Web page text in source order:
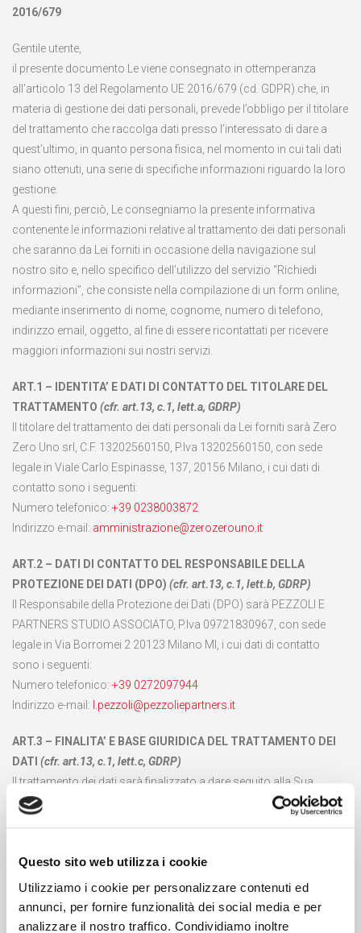
Questo sito web utilizza i cookie
Utilizziamo i cookie per personalizzare contenuti ed
annunci, per fornire funzionalità dei social media e per
analizzare il nostro traffico. Condividiamo inoltre
2016/679
Gentile utente,
il presente documento Le viene consegnato in ottemperanza
all’articolo 13 del Regolamento UE 2016/679 (cd. GDPR) che, in
materia di gestione dei dati personali, prevede l’obbligo per il titolare
del trattamento che raccolga dati presso l’interessato di dare a
quest’ultimo, in quanto persona fisica, nel momento in cui tali dati
siano ottenuti, una serie di specifiche informazioni riguardo la loro
gestione.
A questi fini, perciò, Le consegniamo la presente informativa
contenente le informazioni relative al trattamento dei dati personali
che saranno da Lei forniti in occasione della navigazione sul
nostro sito e, nello specifico dell’utilizzo del servizio “Richiedi
informazioni”, che consiste nella compilazione di un form online,
mediante inserimento di nome, cognome, numero di telefono,
indirizzo email, oggetto, al fine di essere ricontattati per ricevere
maggiori informazioni sui nostri servizi.
ART.1 – IDENTITA’ E DATI DI CONTATTO DEL TITOLARE DEL
TRATTAMENTO (cfr. art.13, c.1, lett.a, GDRP)
Il titolare del trattamento dei dati personali da Lei forniti sarà Zero
Zero Uno srl, C.F. 13202560150, P.Iva 13202560150, con sede
legale in Viale Carlo Espinasse, 137, 20156 Milano, i cui dati di
contatto sono i seguenti:
Numero telefonico: +39 0238003872
Indirizzo e-mail: amministrazione@zerozerouno.it
ART.2 – DATI DI CONTATTO DEL RESPONSABILE DELLA
PROTEZIONE DEI DATI (DPO) (cfr. art.13, c.1, lett.b, GDRP)
Il Responsabile della Protezione dei Dati (DPO) sarà PEZZOLI E
PARTNERS STUDIO ASSOCIATO, P.Iva 09721830967, con sede
legale in Via Borromei 2 20123 Milano MI, i cui dati di contatto
sono i seguenti:
Numero telefonico: +39 0272097944
Indirizzo e-mail:
l.pezzoli@pezzoliepartners.it
ART.3 – FINALITA’ E BASE GIURIDICA DEL TRATTAMENTO DEI
DATI (cfr. art.13, c.1, lett.c, GDRP)
Il trattamento dei dati sarà finalizzato a dare seguito alla Sua
richiesta di essere ricontattato per ricevere maggiori informazioni
dovrà essere conferito mediante sottoscrizione delle dichiarazioni
in calce alla presente informativa privacy alla quale il consenso
farà espresso riferimento.